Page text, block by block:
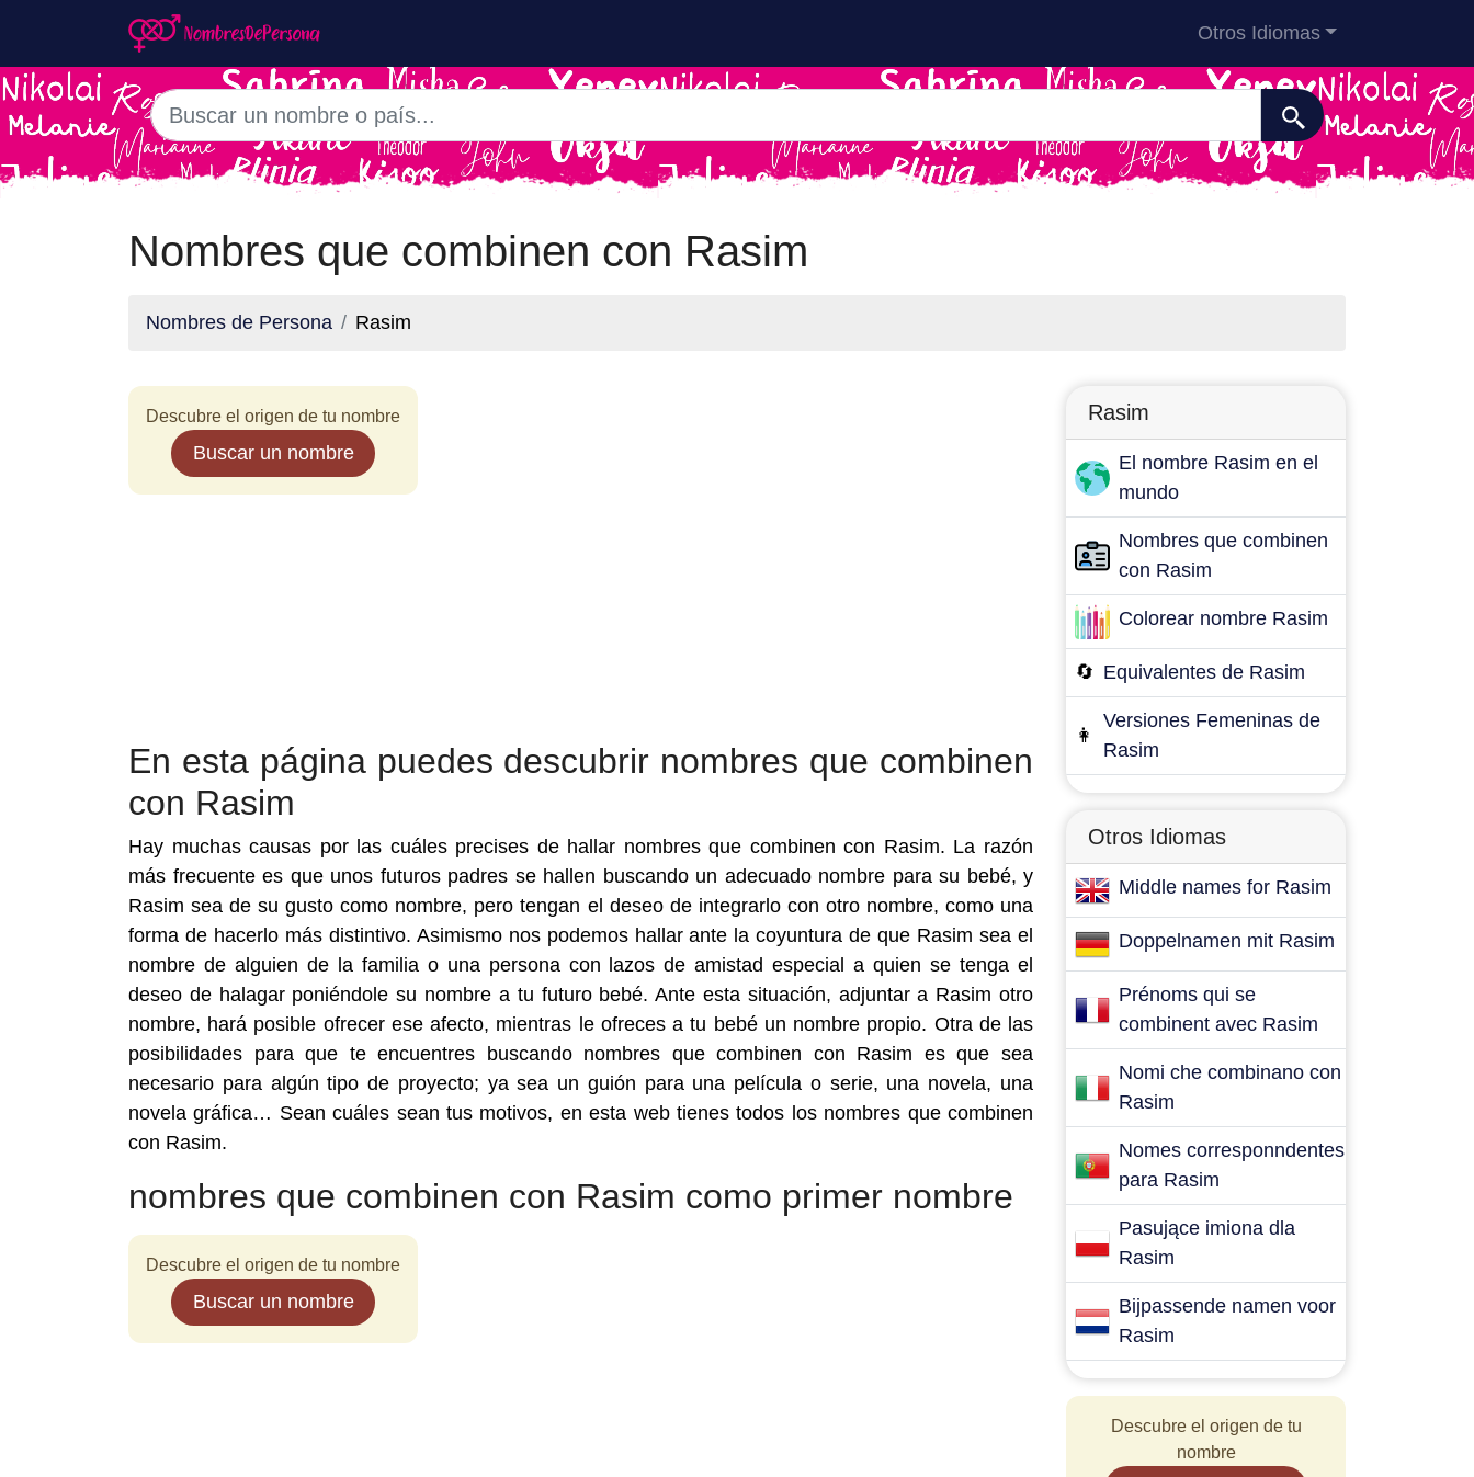
Otros Idiomas
Nombres que combinen con Rasim
Nombres de Persona Rasim
Descubre el origen de tu nombre
Buscar un nombre
En esta página puedes descubrir nombres que combinen
con Rasim
Hay muchas causas por las cuáles precises de hallar nombres que combinen con Rasim. La razón
más frecuente es que unos futuros padres se hallen buscando un adecuado nombre para su bebé, y
Rasim sea de su gusto como nombre, pero tengan el deseo de integrarlo con otro nombre, como una
forma de hacerlo más distintivo. Asimismo nos podemos hallar ante la coyuntura de que Rasim sea el
nombre de alguien de la familia o una persona con lazos de amistad especial a quien se tenga el
deseo de halagar poniéndole su nombre a tu futuro bebé. Ante esta situación, adjuntar a Rasim otro
nombre, hará posible ofrecer ese afecto, mientras le ofreces a tu bebé un nombre propio. Otra de las
posibilidades para que te encuentres buscando nombres que combinen con Rasim es que sea
necesario para algún tipo de proyecto; ya sea un guión para una película o serie, una novela, una
novela gráfica… Sean cuáles sean tus motivos, en esta web tienes todos los nombres que combinen
con Rasim.
nombres que combinen con Rasim como primer nombre
Descubre el origen de tu nombre
Buscar un nombre
Rasim
El nombre Rasim en el
mundo
Nombres que combinen
con Rasim
Colorear nombre Rasim
🔄 Equivalentes de Rasim
👩
Versiones Femeninas de
Rasim
Otros Idiomas
Middle names for Rasim
Doppelnamen mit Rasim
Prénoms qui se
combinent avec Rasim
Nomi che combinano con
Rasim
Nomes corresponndentes
para Rasim
Pasujące imiona dla
Rasim
Bijpassende namen voor
Rasim
Descubre el origen de tu
nombre